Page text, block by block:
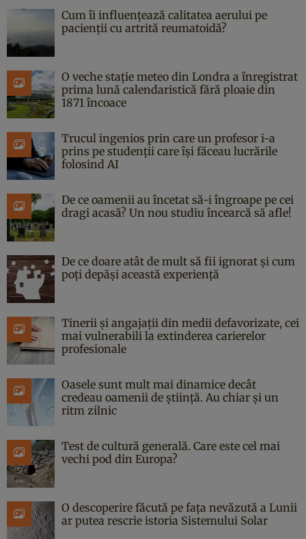
Cum îi influențează calitatea aerului pe
pacienții cu artrită reumatoidă?
O veche stație meteo din Londra a înregistrat
prima lună calendaristică fără ploaie din
1871 încoace
Trucul ingenios prin care un profesor i-a
prins pe studenții care își făceau lucrările
folosind AI
De ce oamenii au încetat să-i îngroape pe cei
dragi acasă? Un nou studiu încearcă să afle!
De ce doare atât de mult să fii ignorat și cum
poți depăși această experiență
Tinerii și angajații din medii defavorizate, cei
mai vulnerabili la extinderea carierelor
profesionale
Oasele sunt mult mai dinamice decât
credeau oamenii de știință. Au chiar și un
ritm zilnic
Test de cultură generală. Care este cel mai
vechi pod din Europa?
O descoperire făcută pe fața nevăzută a Lunii
ar putea rescrie istoria Sistemului Solar